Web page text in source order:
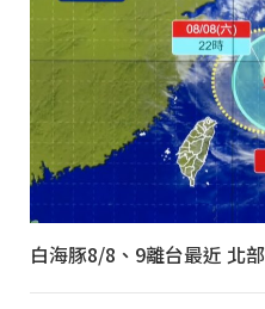
白海豚8/8、9離台最近 北